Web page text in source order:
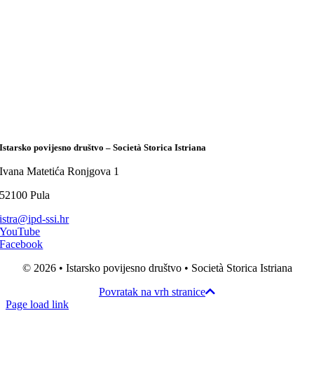
Istarsko povijesno društvo – Società Storica Istriana
Ivana Matetića Ronjgova 1
52100 Pula
istra@ipd-ssi.hr
YouTube
Facebook
© 2026 • Istarsko povijesno društvo • Società Storica Istriana
Povratak na vrh stranice
Page load link